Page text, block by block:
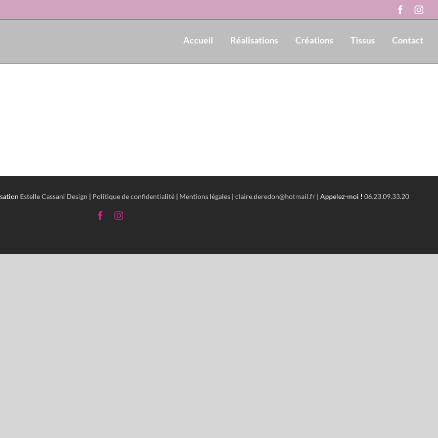
Facebook
Accueil Réalisations Créations Tissus Contact
Estelle Cassani Design | Politique de confidentialité | Mentions légales | claire.deredon@hotmail.fr | Appelez-moi ! 06.23.09.33.20
FacebookInstagram